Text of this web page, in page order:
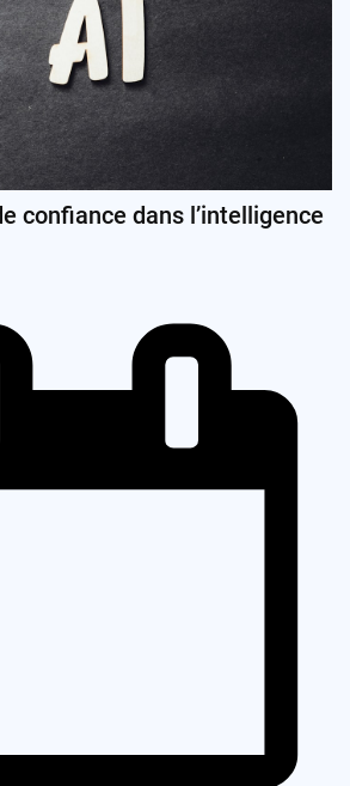
confiance dans l’intelligence